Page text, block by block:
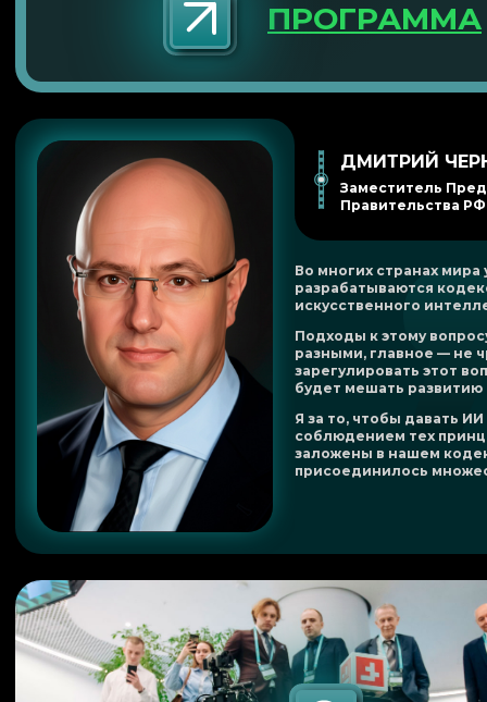
ПРОГРАММА
ДМИТРИЙ
Заместитель
Правительства РФ
Во многих странах
разрабатываются
искусственного
Подходы к этому
разными, главное — не
зарегулировать этот
будет мешать развитию
Я за то, чтобы давать ИИ
соблюдением тех
заложены в нашем
присоединилось